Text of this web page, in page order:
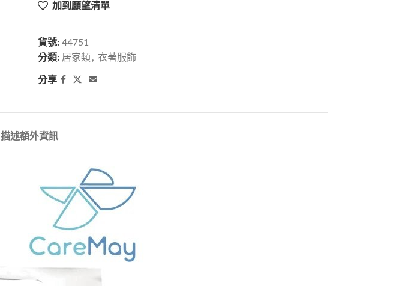
加到願望清單
貨號:44751
分類: 居家類 , 衣著服飾
分享
描述額外資訊